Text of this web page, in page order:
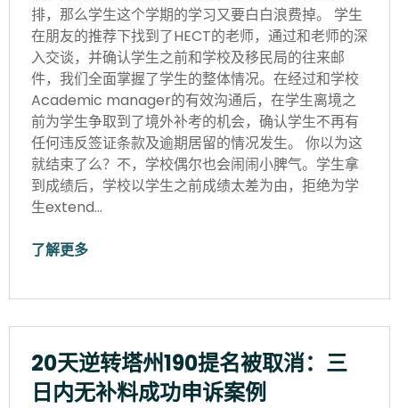
排，那么学生这个学期的学习又要白白浪费掉。 学生
在朋友的推荐下找到了HECT的老师，通过和老师的深
入交谈，并确认学生之前和学校及移民局的往来邮
件，我们全面掌握了学生的整体情况。在经过和学校
Academic manager的有效沟通后，在学生离境之
前为学生争取到了境外补考的机会，确认学生不再有
任何违反签证条款及逾期居留的情况发生。 你以为这
就结束了么？不，学校偶尔也会闹闹小脾气。学生拿
到成绩后，学校以学生之前成绩太差为由，拒绝为学
生extend…
了解更多
20天逆转塔州190提名被取消：三
日内无补料成功申诉案例